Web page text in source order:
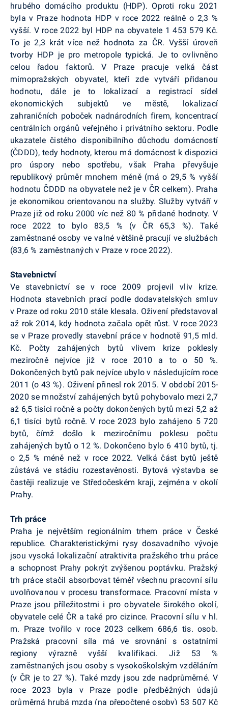
hrubého domácího produktu (HDP). Oproti roku 2021
byla v Praze hodnota HDP v roce 2022 reálně o 2,3 %
vyšší. V roce 2022 byl HDP na obyvatele 1 453 579 Kč.
To je 2,3 krát více než hodnota za ČR. Vyšší úroveň
tvorby HDP je pro metropole typická. Je to ovlivněno
celou řadou faktorů. V Praze pracuje velká část
mimopražských obyvatel, kteří zde vytváří přidanou
hodnotu, dále je to lokalizací a registrací sídel
ekonomických subjektů ve městě, lokalizací
zahraničních poboček nadnárodních firem, koncentrací
centrálních orgánů veřejného i privátního sektoru. Podle
ukazatele čistého disponibilního důchodu domácností
(ČDDD), tedy hodnoty, kterou má domácnost k dispozici
pro úspory nebo spotřebu, však Praha převyšuje
republikový průměr mnohem méně (má o 29,5 % vyšší
hodnotu ČDDD na obyvatele než je v ČR celkem). Praha
je ekonomikou orientovanou na služby. Služby vytváří v
Praze již od roku 2000 víc než 80 % přidané hodnoty. V
roce 2022 to bylo 83,5 % (v ČR 65,3 %). Také
zaměstnané osoby ve valné většině pracují ve službách
(83,6 % zaměstnaných v Praze v roce 2022).
Stavebnictví
Ve stavebnictví se v roce 2009 projevil vliv krize.
Hodnota stavebních prací podle dodavatelských smluv
v Praze od roku 2010 stále klesala. Oživení představoval
až rok 2014, kdy hodnota začala opět růst. V roce 2023
se v Praze provedly stavební práce v hodnotě 91,5 mld.
Kč. Počty zahájených bytů vlivem krize poklesly
meziročně nejvíce již v roce 2010 a to o 50 %.
Dokončených bytů pak nejvíce ubylo v následujícím roce
2011 (o 43 %). Oživení přinesl rok 2015. V období 2015-
2020 se množství zahájených bytů pohybovalo mezi 2,7
až 6,5 tisíci ročně a počty dokončených bytů mezi 5,2 až
6,1 tisíci bytů ročně. V roce 2023 bylo zahájeno 5 720
bytů, čímž došlo k meziročnímu poklesu počtu
zahájených bytů o 12 %. Dokončeno bylo 6 410 bytů, tj.
o 2,5 % méně než v roce 2022. Velká část bytů ještě
zůstává ve stádiu rozestavěnosti. Bytová výstavba se
častěji realizuje ve Středočeském kraji, zejména v okolí
Prahy.
Trh práce
Praha je největším regionálním trhem práce v České
republice. Charakteristickými rysy dosavadního vývoje
jsou vysoká lokalizační atraktivita pražského trhu práce
a schopnost Prahy pokrýt zvýšenou poptávku. Pražský
trh práce stačil absorbovat téměř všechnu pracovní sílu
uvolňovanou v procesu transformace. Pracovní místa v
Praze jsou příležitostmi i pro obyvatele širokého okolí,
obyvatele celé ČR a také pro cizince. Pracovní sílu v hl.
m. Praze tvořilo v roce 2023 celkem 686,6 tis. osob.
Pražská pracovní síla má ve srovnání s ostatními
regiony výrazně vyšší kvalifikaci. Již 53 %
zaměstnaných jsou osoby s vysokoškolským vzděláním
(v ČR je to 27 %). Také mzdy jsou zde nadprůměrné. V
roce 2023 byla v Praze podle předběžných údajů
průměrná hrubá mzda (na přepočtené osoby) 53 507 Kč